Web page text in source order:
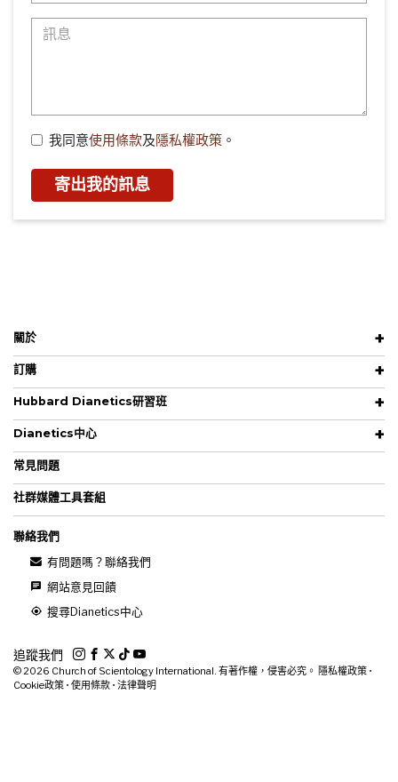
我同意使用條款及隱私權政策 。
寄出我的訊息
關於
訂購
Hubbard Dianetics研習班
Dianetics中心
常見問題
社群媒體工具套組
聯絡我們
有問題嗎？聯絡我們
網站意見回饋
搜尋Dianetics中心
追蹤我們
© 2026 Church of Scientology International. 有著作權，侵害必究。 隱私權政策 •
Cookie政策 • 使用條款 • 法律聲明